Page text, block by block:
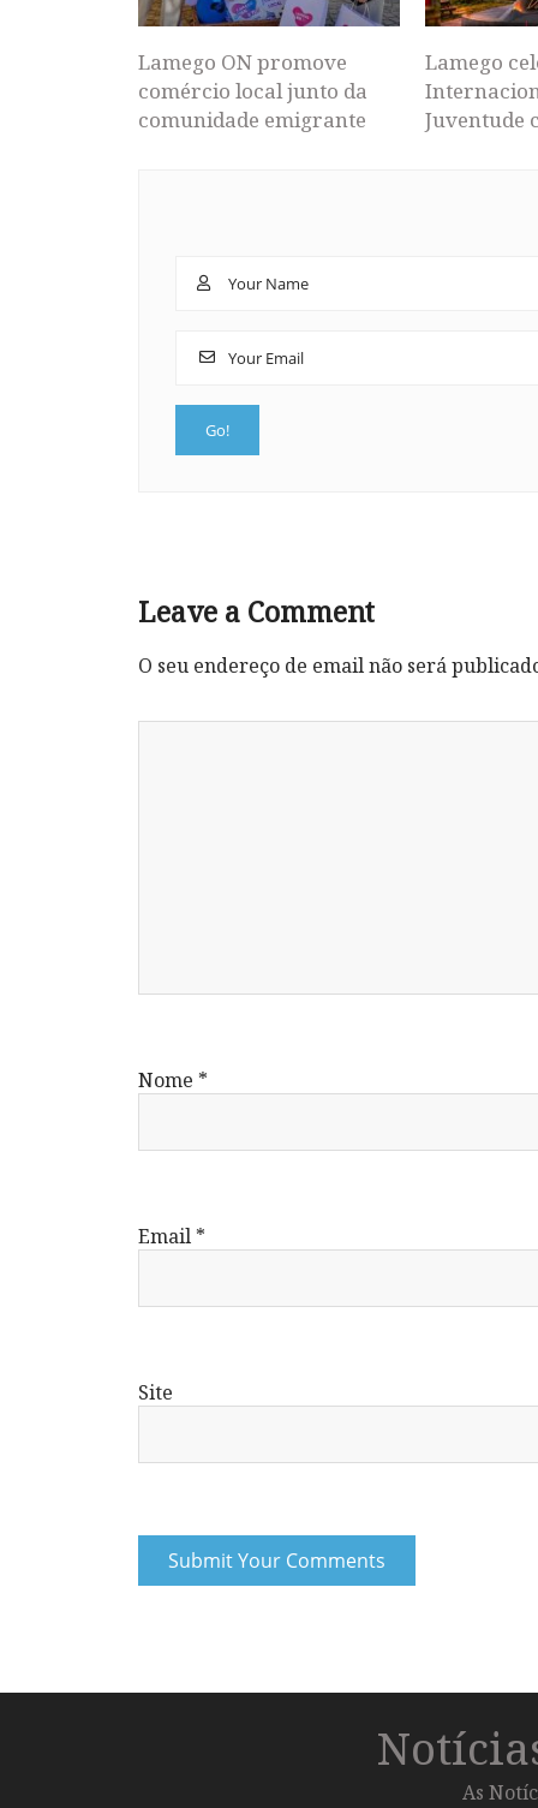
Lamego ON promove
comércio local junto da
comunidade emigrante
Lamego
Juventude
Leave a Comment
O seu endereço de email não será
Nome *
Email *
Site
As